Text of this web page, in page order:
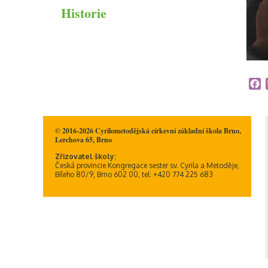
Duchovní život
Informační memorandum
Historie
© 2016-2026 Cyrilometodějská církevní základní škola Brno,
Lerchova 65, Brno
Zřizovatel školy:
Česká provincie Kongregace sester sv. Cyrila a Metoděje,
Bíleho 80/9, Brno 602 00, tel: +420 774 225 683